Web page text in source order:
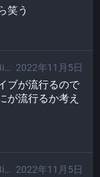
笑う
2022年11月5日
ブが流行るので
が流行るか考え
2022年11月5日